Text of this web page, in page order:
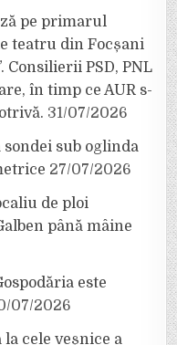
pe primarul
teatru din Focșani
Consilierii PSD, PNL
în timp ce AUR s-
31/07/2026
sub oglinda
27/07/2026
de ploi
până mâine
este
07/2026
cele veșnice a